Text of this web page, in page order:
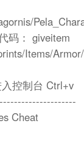
码： giveitem
Items/
控制台 Ctrl+v
Cheat